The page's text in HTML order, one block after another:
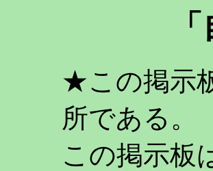
★この掲示
所である。
この掲示板